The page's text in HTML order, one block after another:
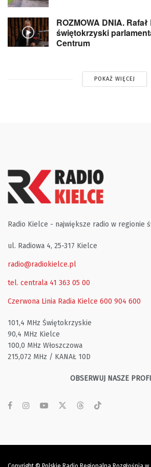
ROZMOWA DNIA.
świętokrzyski
Centrum
POKAŻ WIĘCEJ
Radio Kielce - największe radio w regionie
ul. Radiowa 4, 25-317 Kielce
radio@radiokielce.pl
tel. centrala 41 363 05 00
Czerwona Linia Radia Kielce 600 904 600
101,4 MHz Świętokrzyskie
90,4 MHz Kielce
100,0 MHz Włoszczowa
215,072 MHz / KANAŁ 10D
OBSERWUJ NASZE